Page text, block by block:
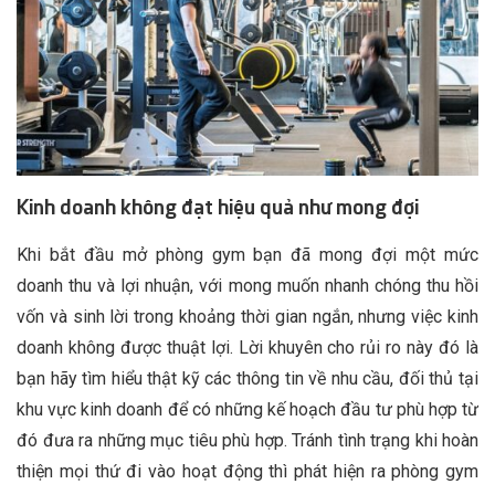
Kinh doanh không đạt hiệu quả như mong đợi
Khi bắt đầu mở phòng gym bạn đã mong đợi một mức
doanh thu và lợi nhuận, với mong muốn nhanh chóng thu hồi
vốn và sinh lời trong khoảng thời gian ngắn, nhưng việc kinh
doanh không được thuật lợi. Lời khuyên cho rủi ro này đó là
bạn hãy tìm hiểu thật kỹ các thông tin về nhu cầu, đối thủ tại
khu vực kinh doanh để có những kế hoạch đầu tư phù hợp từ
đó đưa ra những mục tiêu phù hợp. Tránh tình trạng khi hoàn
thiện mọi thứ đi vào hoạt động thì phát hiện ra phòng gym